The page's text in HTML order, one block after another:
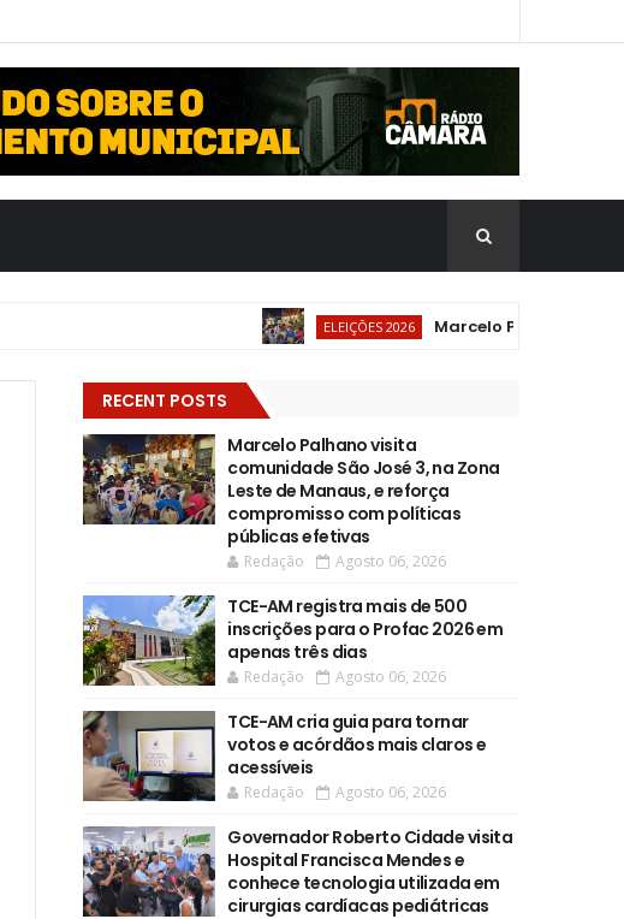
ELEIÇÕES 2026 Marcelo Palhano visita
RECENT POSTS
Marcelo Palhano visita
comunidade São José 3, na Zona
Leste de Manaus, e reforça
compromisso com políticas
públicas efetivas
Redação Agosto 06, 2026
TCE-AM registra mais de 500
inscrições para o Profac 2026 em
apenas três dias
Redação Agosto 06, 2026
TCE-AM cria guia para tornar
votos e acórdãos mais claros e
acessíveis
Redação Agosto 06, 2026
Governador Roberto Cidade visita
Hospital Francisca Mendes e
conhece tecnologia utilizada em
cirurgias cardíacas pediátricas